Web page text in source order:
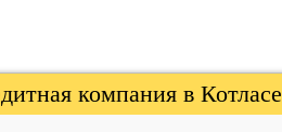
компания в Котласе